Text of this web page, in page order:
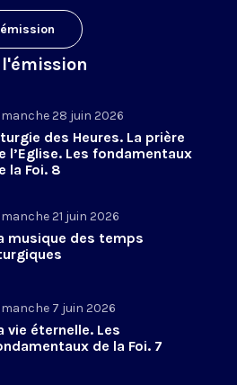
28 juin 2026
des Heures. La prière
l’Eglise. Les fondamentaux
la Foi. 8
21 juin 2026
musique des temps
7 juin 2026
vie éternelle. Les
de la Foi. 7